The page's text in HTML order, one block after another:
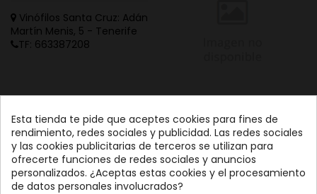
Vinófilos Santa Cruz: Adán
Martín Menis, 5 - Tenerife
TF: 663387208
Esta tienda te pide que aceptes cookies para fines de
rendimiento, redes sociales y publicidad. Las redes sociales
y las cookies publicitarias de terceros se utilizan para
ofrecerte funciones de redes sociales y anuncios
personalizados. ¿Aceptas estas cookies y el procesamiento
de datos personales involucrados?